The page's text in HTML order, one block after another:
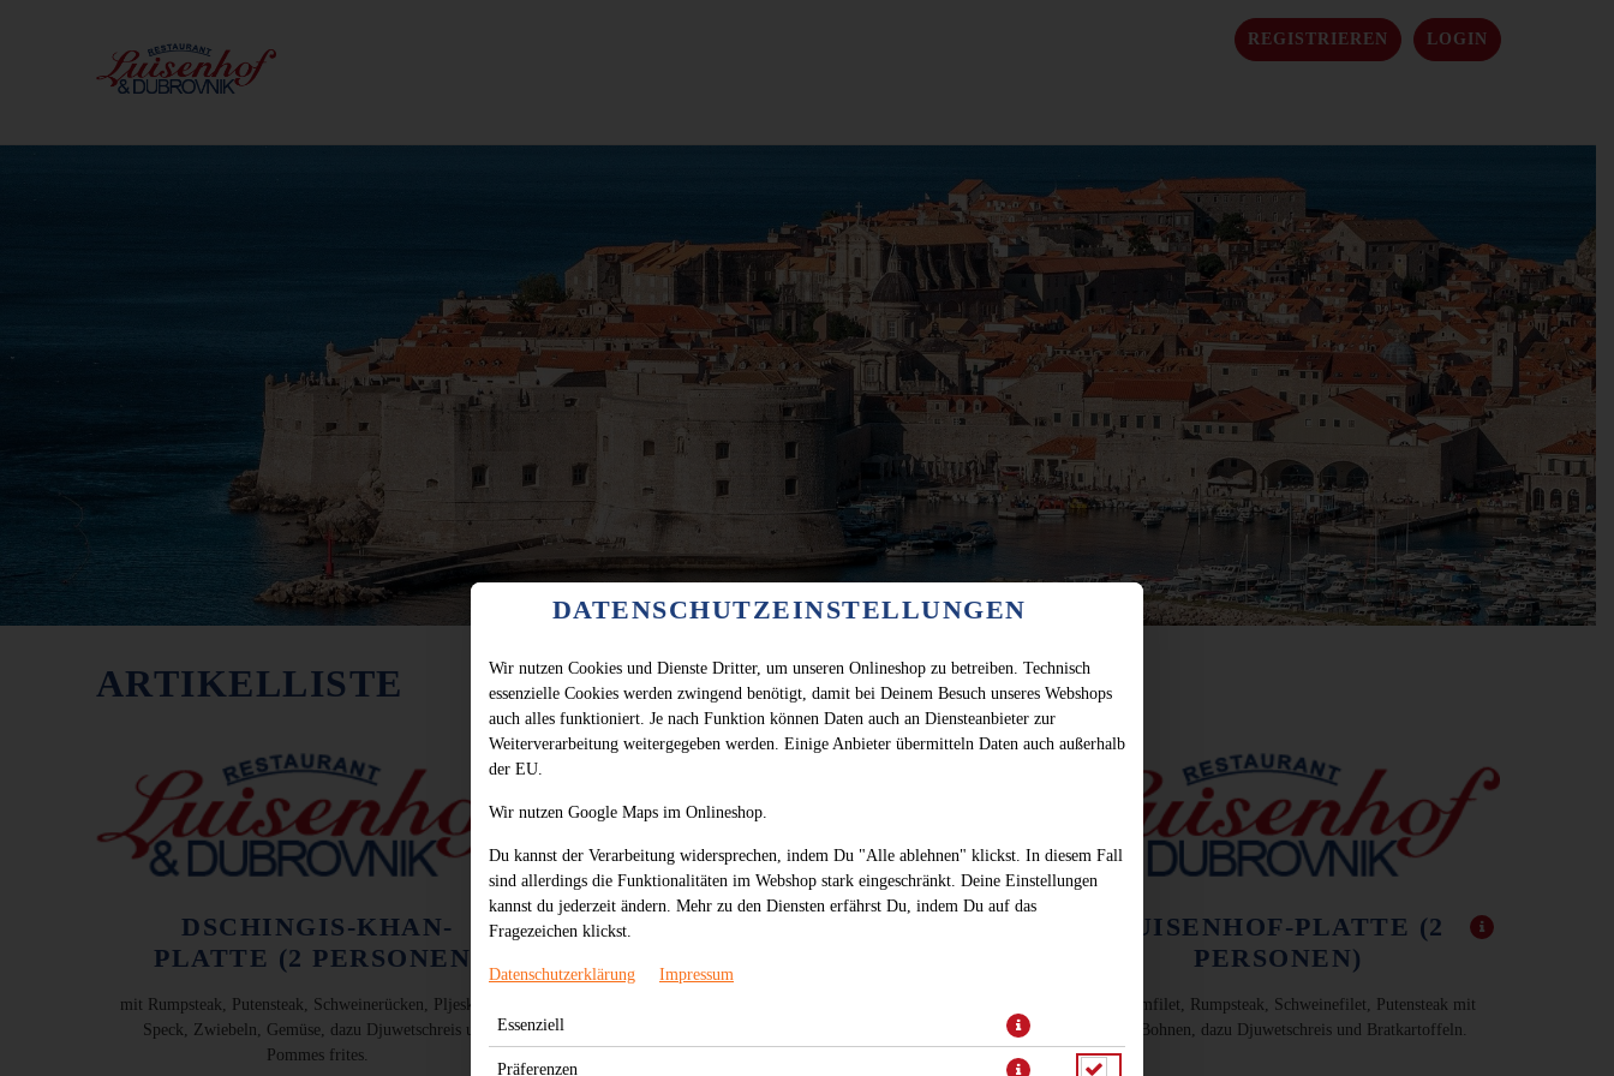
REGISTRIEREN LOGIN
ARTIKELLISTE
DSCHINGIS-KHAN-
PLATTE (2 PERSONEN)
mit Rumpsteak, Putensteak, Schweinerücken, Pljeskavica,
Speck, Zwiebeln, Gemüse, dazu Djuwetschreis und
Pommes frites.
LUISENHOF-PLATTE (2
PERSONEN)
mit Lammfilet, Rumpsteak, Schweinefilet, Putensteak mit
grünen Bohnen, dazu Djuwetschreis und Bratkartoffeln.
DATENSCHUTZEINSTELLUNGEN
Wir nutzen Cookies und Dienste Dritter, um unseren Onlineshop zu betreiben. Technisch
essenzielle Cookies werden zwingend benötigt, damit bei Deinem Besuch unseres Webshops
auch alles funktioniert. Je nach Funktion können Daten auch an Diensteanbieter zur
Weiterverarbeitung weitergegeben werden. Einige Anbieter übermitteln Daten auch außerhalb
der EU.
Wir nutzen Google Maps im Onlineshop.
Du kannst der Verarbeitung widersprechen, indem Du "Alle ablehnen" klickst. In diesem Fall
sind allerdings die Funktionalitäten im Webshop stark eingeschränkt. Deine Einstellungen
kannst du jederzeit ändern. Mehr zu den Diensten erfährst Du, indem Du auf das
Fragezeichen klickst.
Datenschutzerklärung Impressum
Essenziell
Präferenzen